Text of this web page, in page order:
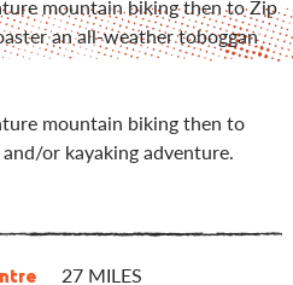
mountain biking then to Zip
an all-weather toboggan
mountain biking then to
or kayaking adventure.
27 MILES